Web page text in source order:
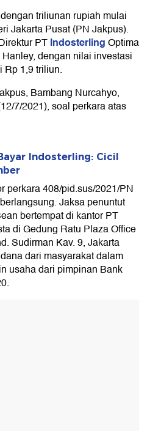
triliunan rupiah mulai
Jakarta Pusat (PN Jakpus).
PTIndosterlingOptima
dengan nilai investasi
Rp 1,9 triliun.
Bambang Nurcahyo,
7/2021), soal perkara atas
Indosterling: Cicil
perkara 408/pid.sus/2021/PN
Jaksa penuntut
bertempat di kantor PT
di Gedung Ratu Plaza Office
Sudirman Kav. 9, Jakarta
dari masyarakat dalam
usaha dari pimpinan Bank